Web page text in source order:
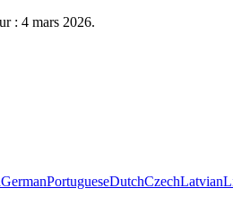
: 4 mars 2026.
GermanPortugueseDutchCzechLatvian